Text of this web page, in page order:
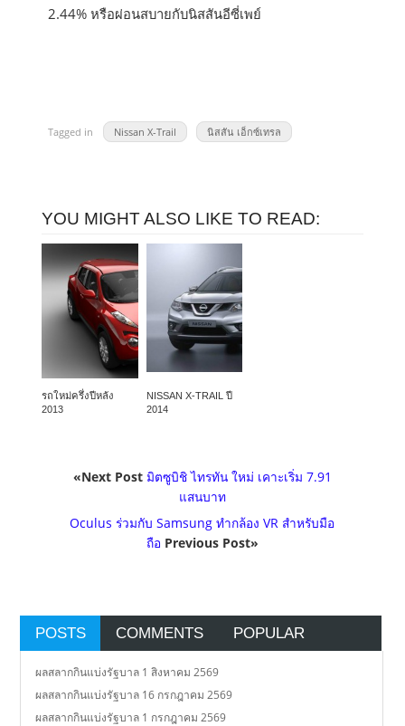
2.44% หรือผ่อนสบายกับนิสสันอีซี่เพย์
Tagged in Nissan X-Trail นิสสัน เอ็กซ์เทรล
YOU MIGHT ALSO LIKE TO READ:
รถใหม่ครึ่งปีหลัง
2013
NISSAN X-TRAIL ปี
2014
«Next Post มิตซูบิชิ ไทรทัน ใหม่ เคาะเริ่ม 7.91
แสนบาท
Oculus ร่วมกับ Samsung ทำกล้อง VR สำหรับมือ
ถือ Previous Post»
POSTS COMMENTS POPULAR
ผลสลากกินแบ่งรัฐบาล 1 สิงหาคม 2569
ผลสลากกินแบ่งรัฐบาล 16 กรกฎาคม 2569
ผลสลากกินแบ่งรัฐบาล 1 กรกฎาคม 2569